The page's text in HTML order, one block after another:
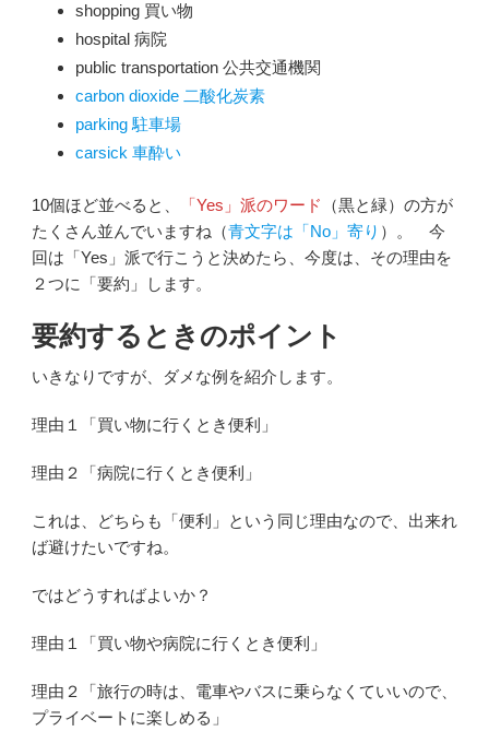
shopping 買い物
hospital 病院
public transportation 公共交通機関
carbon dioxide 二酸化炭素
parking 駐車場
carsick 車酔い
10個ほど並べると、 「Yes」派のワード
（黒と緑）の方が
たくさん並んでいますね（青文字は「No」寄り ）。 今
回は「Yes」派で行こうと決めたら、今度は、その理由を
２つに「要約」します。
要約するときのポイント
いきなりですが、ダメな例を紹介します。
理由１「買い物に行くとき便利」
理由２「病院に行くとき便利」
これは、どちらも「便利」という同じ理由なので、出来れ
ば避けたいですね。
ではどうすればよいか？
理由１「買い物や病院に行くとき便利」
理由２「旅行の時は、電車やバスに乗らなくていいので、
プライベートに楽しめる」